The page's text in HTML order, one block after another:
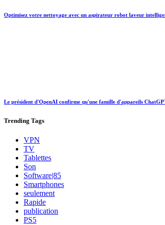
Optimisez votre nettoyage avec un aspirateur robot laveur
Le président d'OpenAI confirme qu'une famille d'appareils
Trending Tags
VPN
TV
Tablettes
Son
Software|85
Smartphones
seulement
Rapide
publication
PS5